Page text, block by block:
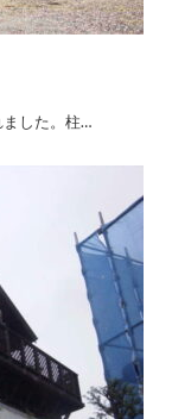
ました。柱…